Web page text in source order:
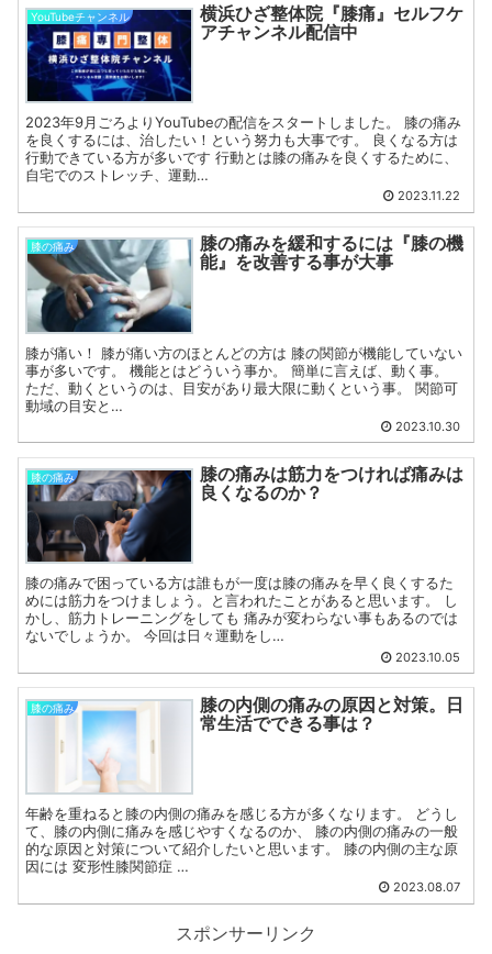
YouTubeチャンネル
横浜ひざ整体院『膝痛』セルフケ
アチャンネル配信中
2023年9月ごろよりYouTubeの配信をスタートしました。 膝の痛み
を良くするには、治したい！という努力も大事です。 良くなる方は
行動できている方が多いです 行動とは膝の痛みを良くするために、
自宅でのストレッチ、運動…
2023.11.22
膝の痛み
膝の痛みを緩和するには『膝の機
能』を改善する事が大事
膝が痛い！ 膝が痛い方のほとんどの方は 膝の関節が機能していない
事が多いです。 機能とはどういう事か。 簡単に言えば、動く事。
ただ、動くというのは、目安があり最大限に動くという事。 関節可
動域の目安と…
2023.10.30
膝の痛み
膝の痛みは筋力をつければ痛みは
良くなるのか？
膝の痛みで困っている方は誰もが一度は膝の痛みを早く良くするた
めには筋力をつけましょう。と言われたことがあると思います。 し
かし、筋力トレーニングをしても 痛みが変わらない事もあるのでは
ないでしょうか。 今回は日々運動をし…
2023.10.05
膝の痛み
膝の内側の痛みの原因と対策。日
常生活でできる事は？
年齢を重ねると膝の内側の痛みを感じる方が多くなります。 どうし
て、膝の内側に痛みを感じやすくなるのか、 膝の内側の痛みの一般
的な原因と対策について紹介したいと思います。 膝の内側の主な原
因には 変形性膝関節症 …
2023.08.07
スポンサーリンク